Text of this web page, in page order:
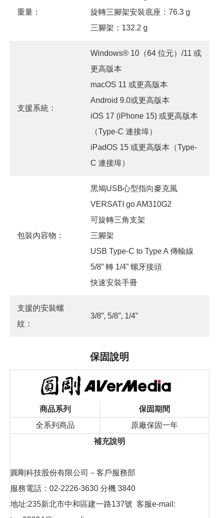
重量：
旋轉三腳架安裝底座：76.3 g
三腳架：132.2 g
支援系統：
Windows® 10（64 位元）/11 或
更高版本
macOS 11 或更高版本
Android 9.0或更高版本
iOS 17 (iPhone 15) 或更高版本
（Type-C 連接埠）
iPadOS 15 或更高版本（Type-
C 連接埠）
包裝內容物：
黑鳩USB心型指向麥克風
VERSATI go AM310G2
可旋轉三角支架
三腳架
USB Type-C to Type A 傳輸線
5/8” 轉 1/4” 螺牙接頭
快速安裝手冊
支援的安裝螺
紋：
3/8”, 5/8”, 1/4”
保固說明
商品系列
保固期間
全系列商品
原廠保固一年
補充說明
圓剛科技股份有限公司－客戶服務部
服務電話：02-2226-3630 分機 3840
地址:235新北市中和區建一路137號 客服e-mail: